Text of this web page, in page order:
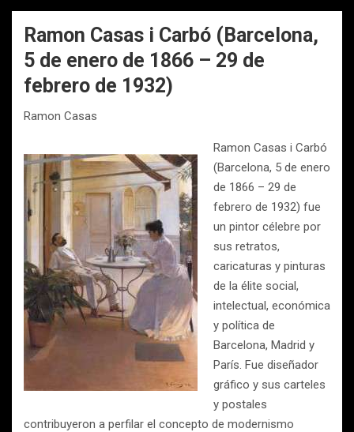
Ramon Casas i Carbó (Barcelona,
5 de enero de 1866 – 29 de
febrero de 1932)
Ramon Casas
Ramon Casas i Carbó
(Barcelona, 5 de enero
de 1866 – 29 de
febrero de 1932) fue
un pintor célebre por
sus retratos,
caricaturas y pinturas
de la élite social,
intelectual, económica
y política de
Barcelona, Madrid y
París. Fue diseñador
gráfico y sus carteles
y postales
contribuyeron a perfilar el concepto de modernismo